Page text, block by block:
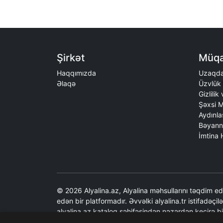
Şirkət
Haqqımızda
Əlaqə
Üzvlük
Gizlilik
Şəxsi
İmtina
© 2026 Alyalina.az, Alyalina məhsullarını təqdim
edən bir platformadır. Əvvəlki alyalina.tr
alyalina.az kataloq səhifəsindən nəzərdən keçirə